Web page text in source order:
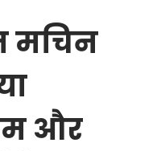
मचिन
और